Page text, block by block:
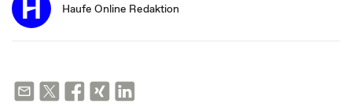
Haufe Online Redaktion